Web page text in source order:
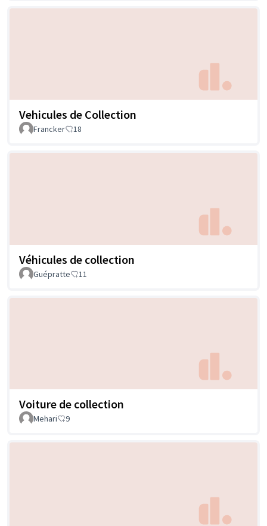
Vehicules de Collection
Francker 18
Véhicules de collection
Guépratte 11
Voiture de collection
Mehari 9